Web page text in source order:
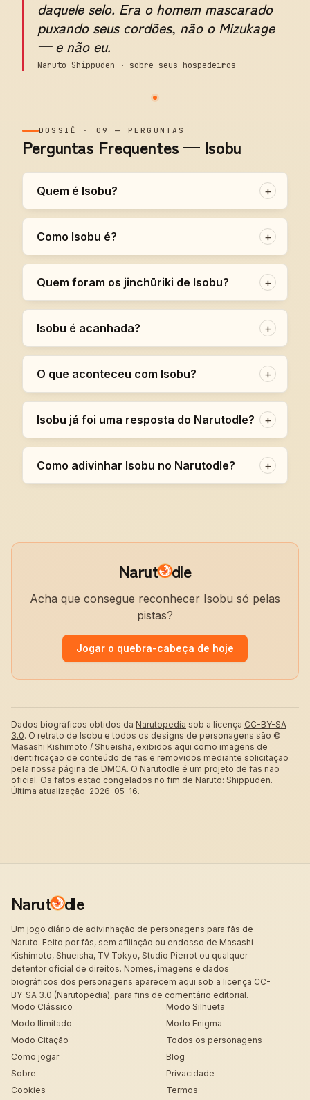
daquele selo. Era o homem mascarado
puxando seus cordões, não o Mizukage
— e não eu.
Naruto Shippūden · sobre seus hospedeiros
DOSSIÊ · 09 — PERGUNTAS
Perguntas Frequentes — Isobu
Quem é Isobu? +
Como Isobu é? +
Quem foram os jinchūriki de Isobu? +
Isobu é acanhada? +
O que aconteceu com Isobu? +
Isobu já foi uma resposta do Narutodle? +
Como adivinhar Isobu no Narutodle? +
Narut dle
Acha que consegue reconhecer Isobu só pelas
pistas?
Jogar o quebra-cabeça de hoje
Dados biográficos obtidos da Narutopedia sob a licença CC-BY-SA
3.0. O retrato de Isobu e todos os designs de personagens são ©
Masashi Kishimoto / Shueisha, exibidos aqui como imagens de
identificação de conteúdo de fãs e removidos mediante solicitação
pela nossa página de DMCA. O Narutodle é um projeto de fãs não
oficial. Os fatos estão congelados no fim de Naruto: Shippūden.
Última atualização: 2026-05-16.
Narut dle
Um jogo diário de adivinhação de personagens para fãs de
Naruto. Feito por fãs, sem afiliação ou endosso de Masashi
Kishimoto, Shueisha, TV Tokyo, Studio Pierrot ou qualquer
detentor oficial de direitos. Nomes, imagens e dados
biográficos dos personagens aparecem aqui sob a licença CC-
BY-SA 3.0 (Narutopedia), para fins de comentário editorial.
Modo Clássico
Modo Silhueta
Modo Ilimitado
Modo Enigma
Modo Citação
Todos os personagens
Como jogar
Blog
Sobre
Privacidade
Cookies
Termos